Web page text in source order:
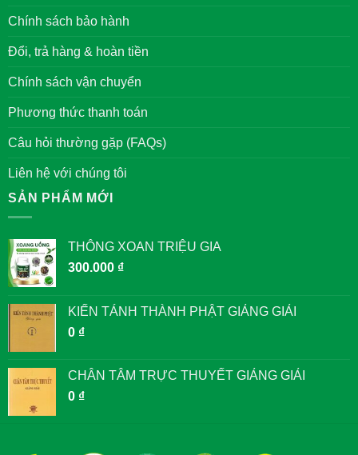
THỜ
MIẾU
GIÁM
Chính sách bảo hành
Đổi, trả hàng & hoàn tiền
Chính sách vận chuyển
Phương thức thanh toán
Câu hỏi thường gặp (FAQs)
Liên hệ với chúng tôi
SẢN PHẨM MỚI
THÔNG XOAN TRIỆU GIA
300.000 ₫
KIẾN TÁNH THÀNH PHẬT GIẢNG GIẢI
0 ₫
CHÂN TÂM TRỰC THUYẾT GIẢNG GIẢI
0 ₫